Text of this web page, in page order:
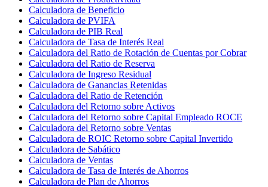
Calculadora de Beneficio
Calculadora de PVIFA
Calculadora de PIB Real
Calculadora de Tasa de Interés Real
Calculadora del Ratio de Rotación de Cuentas por Cobrar
Calculadora del Ratio de Reserva
Calculadora de Ingreso Residual
Calculadora de Ganancias Retenidas
Calculadora del Ratio de Retención
Calculadora del Retorno sobre Activos
Calculadora del Retorno sobre Capital Empleado ROCE
Calculadora del Retorno sobre Ventas
Calculadora de ROIC Retorno sobre Capital Invertido
Calculadora de Sabático
Calculadora de Ventas
Calculadora de Tasa de Interés de Ahorros
Calculadora de Plan de Ahorros